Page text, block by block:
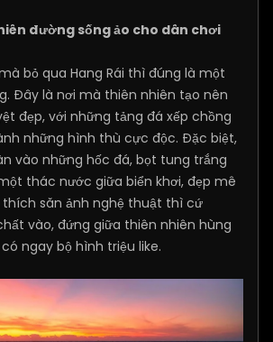
đường sống ảo cho dân chơi
bỏ qua Hang Rái thì đúng là một
Đây là nơi mà thiên nhiên tạo nên
đẹp, với những tảng đá xếp chồng
những hình thù cực độc. Đặc biệt,
vào những hốc đá, bọt tung trắng
thác nước giữa biển khơi, đẹp mê
thích săn ảnh nghệ thuật thì cứ
vào, đứng giữa thiên nhiên hùng
ngay bộ hình triệu like.